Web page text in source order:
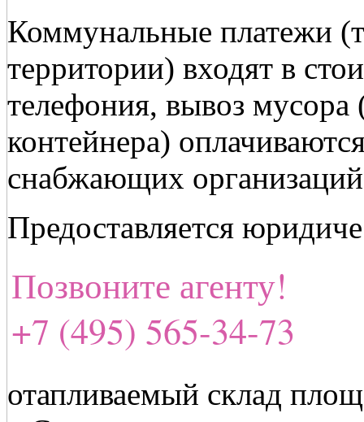
Коммунальные платежи
территории) входят в
телефония, вывоз мусора
контейнера)
снабжающих
Предоставляется
Позвоните агенту!
+7 (495) 565-34-73
отапливаемый склад